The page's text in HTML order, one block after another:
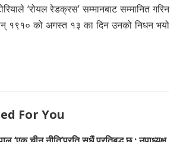
‘रोयल रेडक्रस’ सम्मानबाट सम्मानित गरिन
१९१० को अगस्त १३ का दिन उनको निधन भयो
For You